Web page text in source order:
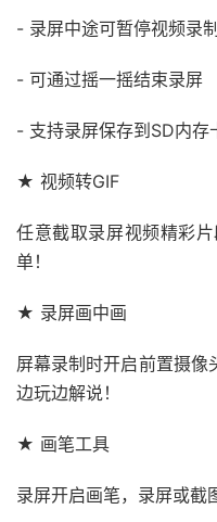
- 录屏中途可暂停视频录制
- 可通过摇一摇结束录屏
- 支持录屏保存到SD内存
★ 视频转GIF
任意截取录屏视频精彩
单！
★ 录屏画中画
屏幕录制时开启前置摄像
边玩边解说！
★ 画笔工具
录屏开启画笔，录屏或截